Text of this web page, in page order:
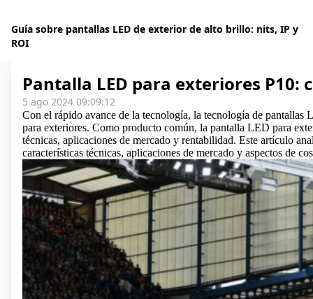
Guía sobre pantallas LED de exterior de alto brillo: nits, IP y
ROI
Pantalla LED para exteriores P10:
5 ago 2024 09:09:12
Con el rápido avance de la tecnología, la tecnología de pantallas
para exteriores. Como producto común, la pantalla LED para
técnicas, aplicaciones de mercado y rentabilidad. Este artículo
características técnicas, aplicaciones de mercado y aspectos de